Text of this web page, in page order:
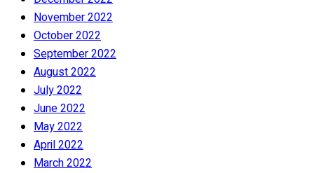
November 2022
October 2022
September 2022
August 2022
July 2022
June 2022
May 2022
April 2022
March 2022